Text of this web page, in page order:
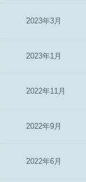
2023年3月
2023年1月
2022年11月
2022年9月
2022年6月